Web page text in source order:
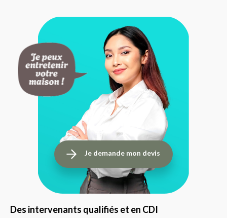
Je demande mon devis
Des intervenants qualifiés et en CDI